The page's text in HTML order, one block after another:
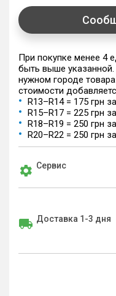
При покупке менее 4
быть выше указанной.
нужном городе
стоимости
R13–R14 = 175 грн
R15–R17 = 225 грн
R18–R19 = 250 грн
R20–R22 = 250 грн
Сервис
Доставка 1-3 дня